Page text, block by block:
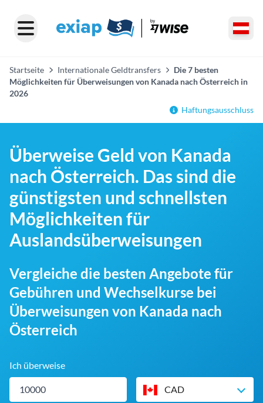
Startseite Internationale Geldtransfers
Die 7 besten
Möglichkeiten für Überweisungen von Kanada nach Österreich in
2026
Haftungsausschluss
Überweise Geld von Kanada
nach Österreich. Das sind die
günstigsten und schnellsten
Möglichkeiten für
Auslandsüberweisungen
Vergleiche die besten Angebote für
Gebühren und Wechselkurse bei
Überweisungen von Kanada nach
Österreich
Ich überweise
CAD